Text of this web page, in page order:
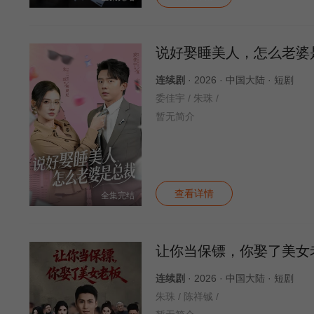
全集完结
说好娶睡美人，怎么老婆
连续剧 · 2026 · 中国大陆 · 短剧
委佳宇 / 朱珠 /
暂无简介
查看详情
让你当保镖，你娶了美女
连续剧 · 2026 · 中国大陆 · 短剧
朱珠 / 陈祥铖 /